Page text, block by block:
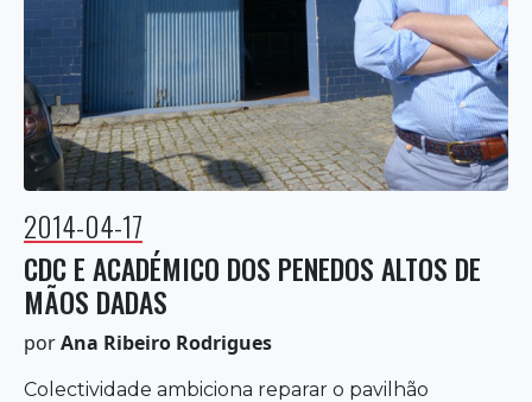
2014-04-17
CDC E ACADÉMICO DOS PENEDOS ALTOS DE
MÃOS DADAS
porAna Ribeiro Rodrigues
Colectividade ambiciona reparar o pavilhão